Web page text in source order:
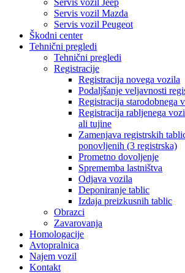
Servis vozil Jeep
Servis vozil Mazda
Servis vozil Peugeot
Škodni center
Tehnični pregledi
Tehnični pregledi
Registracije
Registracija novega vozila
Podaljšanje veljavnosti
Registracija starodobnega
Registracija rabljenega
ali tujine
Zamenjava registrskih
ponovljenih (3 registrska)
Prometno dovoljenje
Sprememba lastništva
Odjava vozila
Deponiranje tablic
Izdaja preizkusnih tablic
Obrazci
Zavarovanja
Homologacije
Avtopralnica
Najem vozil
Kontakt